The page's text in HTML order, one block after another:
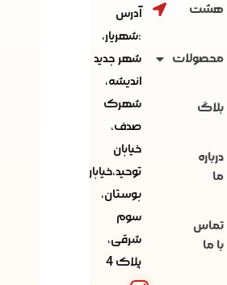
هشت
محصولات
بلاگ
درباره
ما
تماس
با ما
آدرس
:شهریار،
شهر جدید
اندیشه،
شهرک
صدف،
خیابان
توحید،خیابان
بوستان،
سوم
شرقی،
پلاک 4